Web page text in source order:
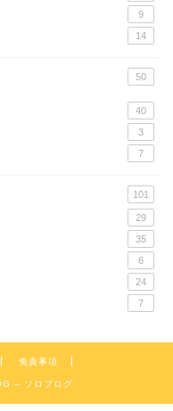
9
14
50
40
3
7
101
29
35
6
24
7
免責事項
– ソロブログ